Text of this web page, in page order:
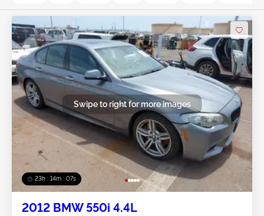
23h : 14m : 07s
Swipe to right for more images
2012 BMW 550i 4.4L